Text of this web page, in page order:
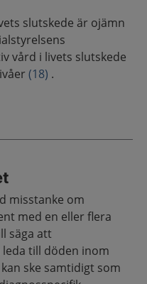
slutskede är ojämn
vård i livets slutskede
(18) .
misstanke om
med en eller flera
säga att
till döden inom
ske samtidigt som